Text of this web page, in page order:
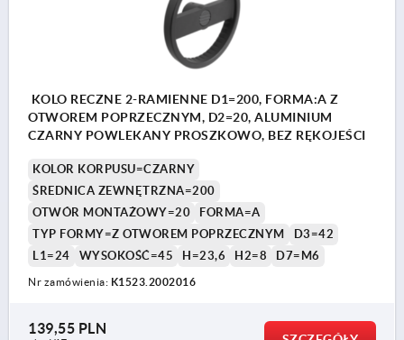
KOLO RECZNE 2-RAMIENNE D1=200, FORMA:A Z
OTWOREM POPRZECZNYM, D2=20, ALUMINIUM
CZARNY POWLEKANY PROSZKOWO, BEZ RĘKOJEŚCI
KOLOR KORPUSU=CZARNY
ŚREDNICA ZEWNĘTRZNA=200
OTWÓR MONTAŻOWY=20
FORMA=A
TYP FORMY=Z OTWOREM POPRZECZNYM
D3=42
L1=24
WYSOKOŚĆ=45 H=23,6 H2=8 D7=M6
Nr zamówienia: K1523.2002016
139,55 PLN